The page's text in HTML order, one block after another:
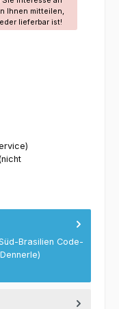
Ihnen mitteilen,
lieferbar ist!
Brasilien Code-